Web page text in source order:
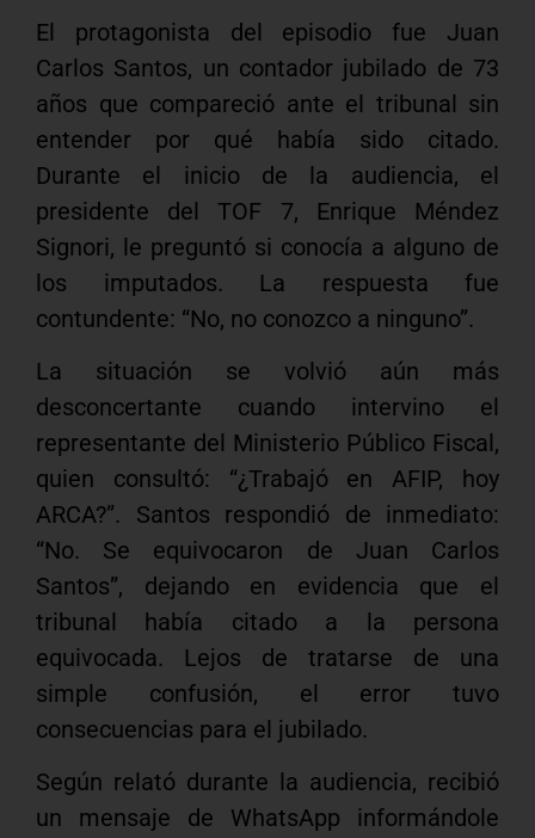
El protagonista del episodio fue Juan
Carlos Santos, un contador jubilado de 73
años que compareció ante el tribunal sin
entender por qué había sido citado.
Durante el inicio de la audiencia, el
presidente del TOF 7, Enrique Méndez
Signori, le preguntó si conocía a alguno de
los imputados. La respuesta fue
contundente: “No, no conozco a ninguno”.
La situación se volvió aún más
desconcertante cuando intervino el
representante del Ministerio Público Fiscal,
quien consultó: “¿Trabajó en AFIP, hoy
ARCA?”. Santos respondió de inmediato:
“No. Se equivocaron de Juan Carlos
Santos”, dejando en evidencia que el
tribunal había citado a la persona
equivocada. Lejos de tratarse de una
simple confusión, el error tuvo
consecuencias para el jubilado.
Según relató durante la audiencia, recibió
un mensaje de WhatsApp informándole